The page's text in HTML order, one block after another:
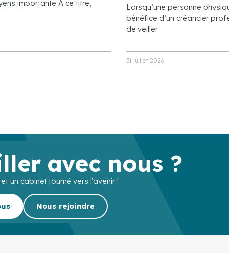
importante À ce titre,
Lorsqu’une personne
bénéfice d’un créancier
de veiller
31 juillet 2026
avec nous ?
un cabinet tourné vers l’avenir !
Nous rejoindre